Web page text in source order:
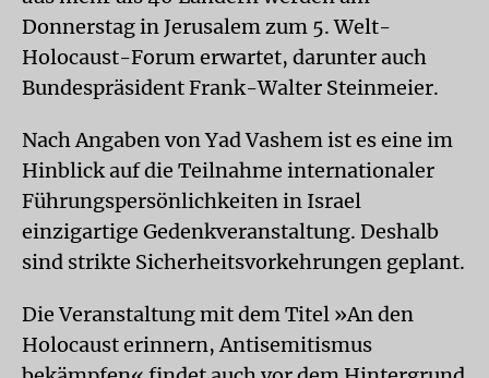
Donnerstag in Jerusalem zum 5. Welt-
Holocaust-Forum erwartet, darunter auch
Bundespräsident Frank-Walter Steinmeier.
Nach Angaben von Yad Vashem ist es eine im
Hinblick auf die Teilnahme internationaler
Führungspersönlichkeiten in Israel
einzigartige Gedenkveranstaltung. Deshalb
sind strikte Sicherheitsvorkehrungen geplant.
Die Veranstaltung mit dem Titel »An den
Holocaust erinnern, Antisemitismus